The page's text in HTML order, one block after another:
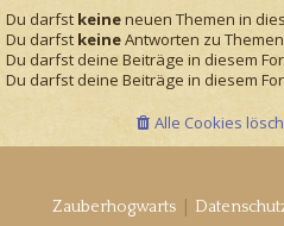
Du darfst keineneuen Themen in
Du darfst keineAntworten zu
Du darfst deine Beiträge in diesem
Du darfst deine Beiträge in diesem
Alle Cookies
Zauberhogwarts |